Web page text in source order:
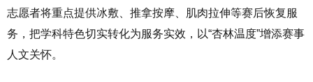
志愿者将重点提供冰敷、推拿按摩、肌肉拉伸等赛后恢复服
务，把学科特色切实转化为服务实效，以“杏林温度”增添赛事
人文关怀。